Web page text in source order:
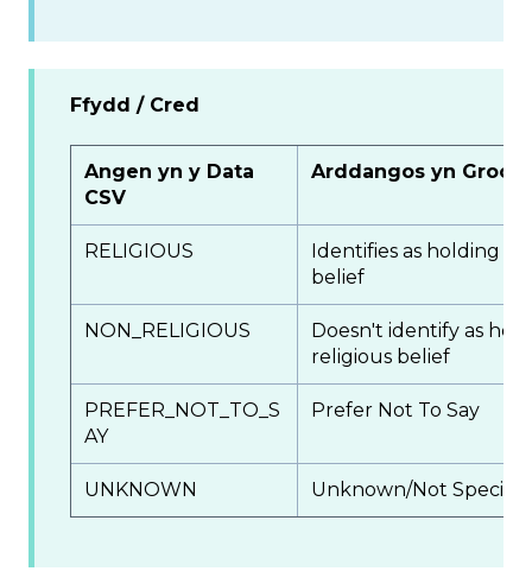
Ffydd / Cred
Angen yn y Data
CSV
Arddangos yn Groop
RELIGIOUS
Identifies as holding a
belief
NON_RELIGIOUS
Doesn't identify as
religious belief
PREFER_NOT_TO_S
AY
Prefer Not To Say
UNKNOWN Unknown/Not